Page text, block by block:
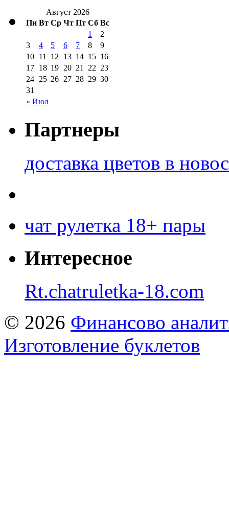
Август 2026
Пн Вт Ср Чт Пт Сб Вс
« Июл
1
2
3
4 5 6 7 8
9
10 11 12 13 14 15 16
17 18 19 20 21 22 23
24 25 26 27 28 29 30
31
Партнеры
доставка цветов в
чат рулетка 18+ пары
Интересное
Rt.chatruletka-18.com
© 2026 Финансово
Изготовление буклетов